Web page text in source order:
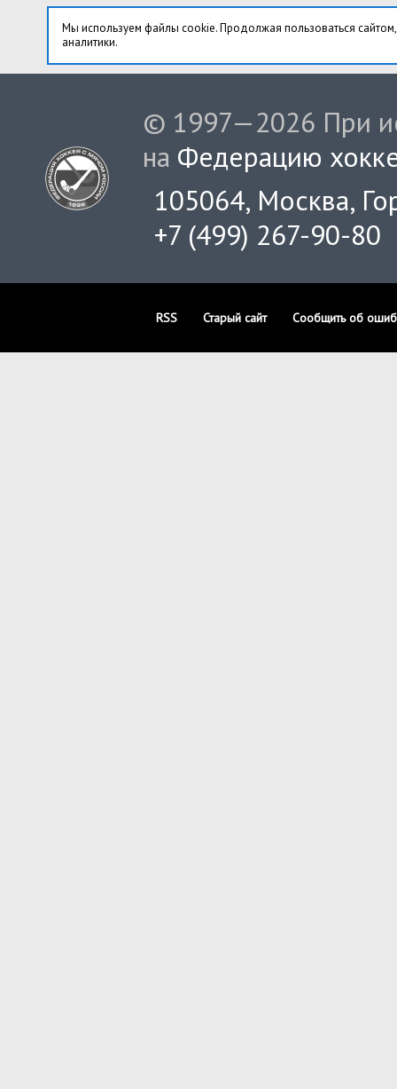
Мы используем файлы cookie. Продолжая пользоваться
аналитики.
© 1997—2026 При
на Федерацию
105064, Москва,
+7 (499) 267-90-80
RSS Старый сайт Сообщить об